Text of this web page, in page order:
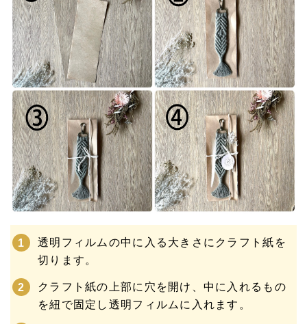
透明フィルムの中に入る大きさにクラフト紙を
切ります。
クラフト紙の上部に穴を開け、中に入れるもの
を紐で固定し透明フィルムに入れます。